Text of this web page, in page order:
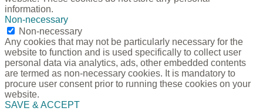
information.
Non-necessary
Non-necessary
Any cookies that may not be particularly necessary for the
website to function and is used specifically to collect user
personal data via analytics, ads, other embedded contents
are termed as non-necessary cookies. It is mandatory to
procure user consent prior to running these cookies on your
website.
SAVE & ACCEPT